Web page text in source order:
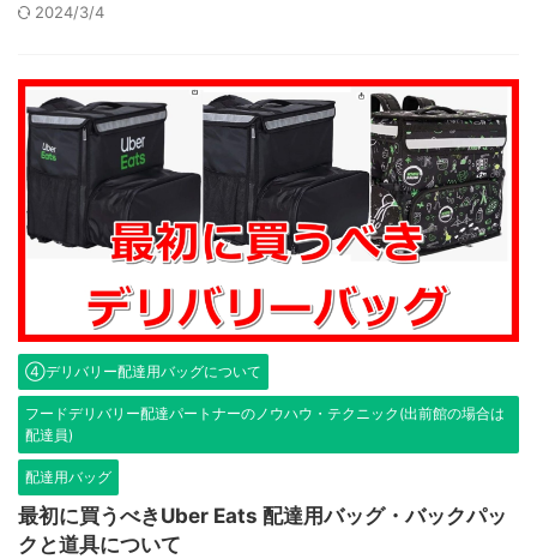
2024/3/4
④デリバリー配達用バッグについて
フードデリバリー配達パートナーのノウハウ・テクニック(出前館の場合は
配達員)
配達用バッグ
最初に買うべきUber Eats 配達用バッグ・バックパッ
クと道具について